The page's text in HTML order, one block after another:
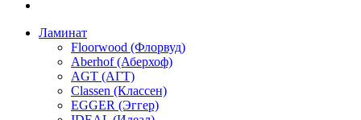
Ламинат
Floorwood (Флорвуд)
Aberhof (Аберхоф)
AGT (АГТ)
Classen (Классен)
EGGER (Эггер)